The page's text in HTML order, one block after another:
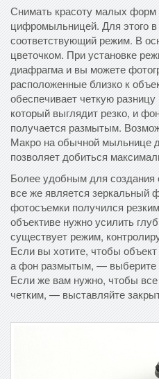
Снимать красоту малых
цифромыльницей. Для этого в
соответствующий режим. В
цветочком. При установке
диафрагма и вы можете
расположенные близко к
обеспечивает четкую
который выглядит резко, и
получается размытым.
Макро на обычной мыльнице
позволяет добиться
Более удобным для создания
все же является зеркальный
фотосъемки получился
объективе нужно усилить
существует режим,
Если вы хотите, чтобы
а фон размытым, — выберите
Если же вам нужно, чтобы
четким, — выставляйте